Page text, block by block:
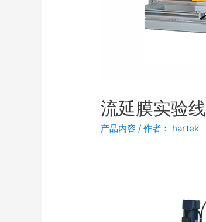
流延膜实验线
产品内容 / 作者： hartek